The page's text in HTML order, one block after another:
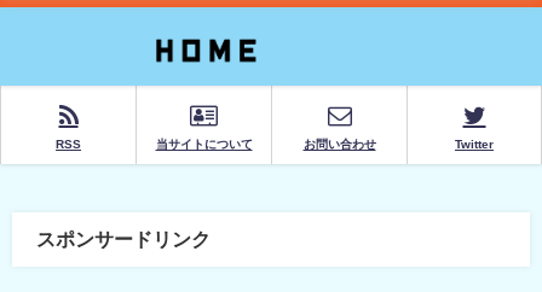
RSS 当サイトについて お問い合わせ Twitter
スポンサードリンク